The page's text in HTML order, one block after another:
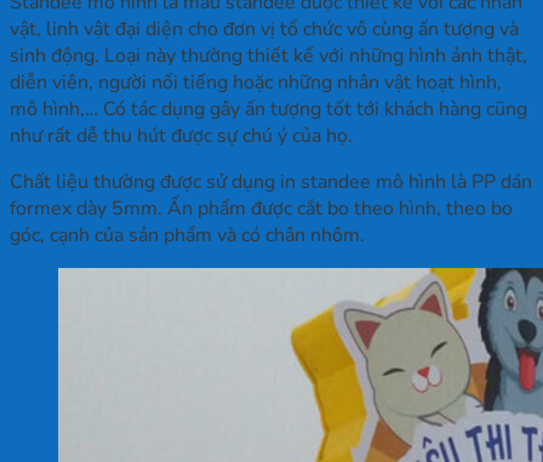
vật, linh vật đại diện cho đơn vị tổ chức vô cùng ấn tượng và
sinh động. Loại này thường thiết kế với những hình ảnh thật,
diễn viên, người nổi tiếng hoặc những nhân vật hoạt hình,
mô hình,… Có tác dụng gây ấn tượng tốt tới khách hàng cũng
như rất dễ thu hút được sự chú ý của họ.
Chất liệu thường được sử dụng in standee mô hình là PP dán
formex dày 5mm. Ấn phẩm được cắt bo theo hình, theo bo
góc, cạnh của sản phẩm và có chân nhôm.